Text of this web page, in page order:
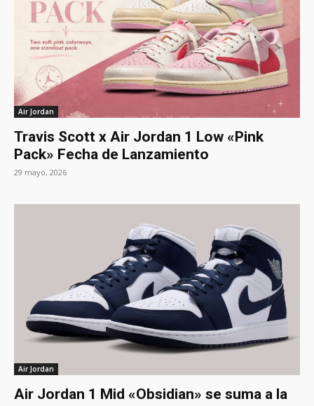
Air Jordan
Travis Scott x Air Jordan 1 Low «Pink
Pack» Fecha de Lanzamiento
29 mayo, 2026
Air Jordan
Air Jordan 1 Mid «Obsidian» se suma a la